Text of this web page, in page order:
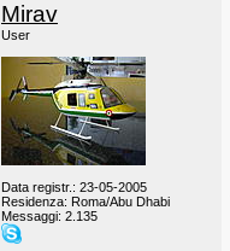
Mirav
User
Data registr.: 23-05-2005
Residenza: Roma/Abu Dhabi
Messaggi: 2.135